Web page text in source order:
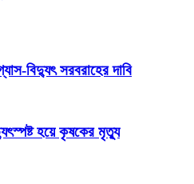
বিদ্যুৎ সরবরাহের দাবি
হয়ে কৃষকের মৃত্যু